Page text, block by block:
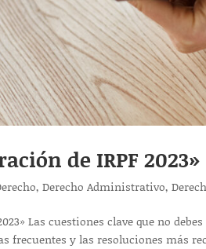
de IRPF 2023»
,Derecho Administrativo,
Las cuestiones clave que no
frecuentes y las resoluciones más